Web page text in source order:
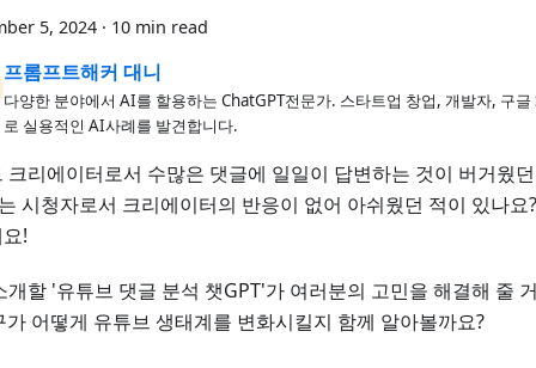
5, 2024 · 10 min read
프롬프트해커 대니
다양한 분야에서 AI를 할용하는 ChatGPT전문가. 스타트업 창업, 개발자, 구글
로 실용적인 AI사례를 발견합니다.
크리에이터로서 수많은 댓글에 일일이 답변하는 것이 버거웠
시청자로서 크리에이터의 반응이 없어 아쉬웠던 적이 있나요
!
개할 '유튜브 댓글 분석 챗GPT'가 여러분의 고민을 해결해 줄
가 어떻게 유튜브 생태계를 변화시킬지 함께 알아볼까요?